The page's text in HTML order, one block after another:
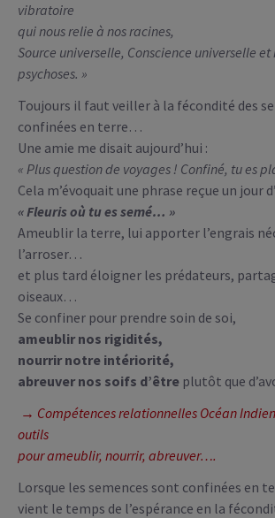
vibratoire
qui nous relie à nos racines,
Source universelle, Conscience universelle
psychoses. »
Toujours il faut veiller à la fécondité des
confinées en terre…
Une amie me disait aujourd’hui :
« Plus question de voyages ! Confiné, tu es
Cela m’évoquait une phrase reçue un jour
« Fleuris où tu es semé… »
Ameublir la terre, lui apporter l’engrais
l’arroser…
et plus tard éloigner les prédateurs,
oiseaux…
Se confiner pour prendre soin de soi,
ameublir nos rigidités,
nourrir notre intériorité,
abreuver nos soifs d’être plutôt que
→ Compétences relationnelles Océan
outils
pour ameublir, nourrir, abreuver….
Lorsque les semences sont confinées en
vient le temps de l’espérance en la